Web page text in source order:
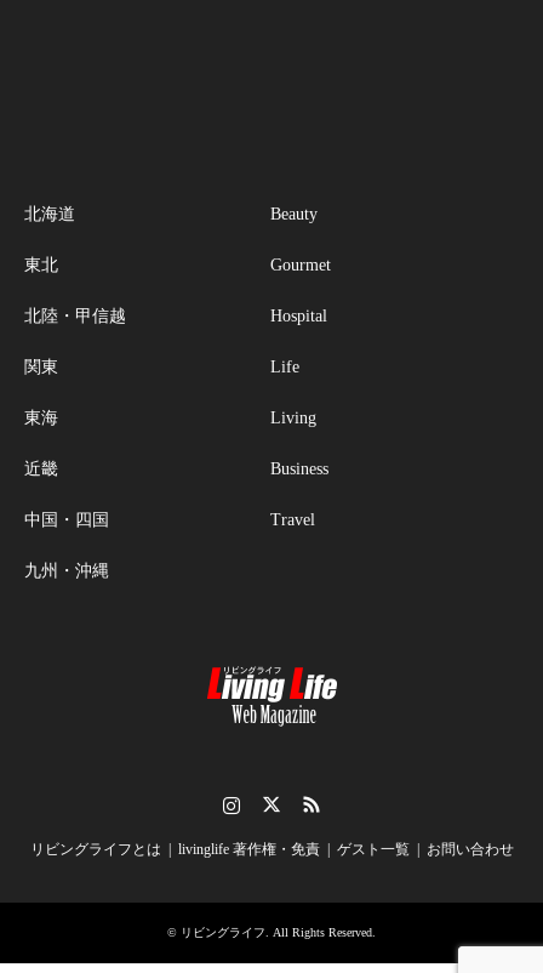
北海道
東北
北陸・甲信越
関東
東海
近畿
中国・四国
九州・沖縄
Beauty
Gourmet
Hospital
Life
Living
Business
Travel
リビングライフとは livinglife 著作権・免責 ゲスト一覧 お問い合わせ
© リビングライフ . All Rights Reserved.